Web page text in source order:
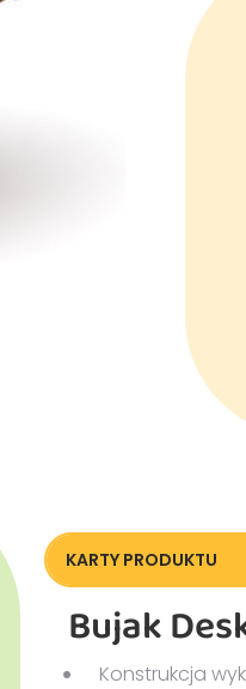
KARTY PRODUKTU
23040_Deska-
Bujak
Konstrukcja